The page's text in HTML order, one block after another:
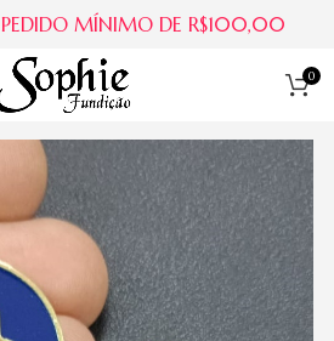
0
PEDIDO MÍNIMO DE R$100,00